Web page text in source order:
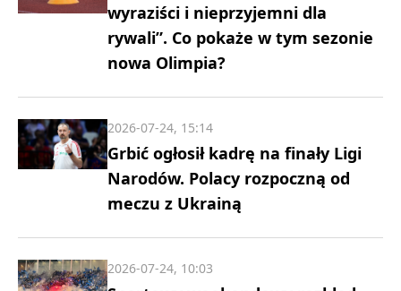
wyraziści i nieprzyjemni dla
rywali”. Co pokaże w tym sezonie
nowa Olimpia?
Grbić ogłosił kadrę na finały Ligi
Narodów. Polacy rozpoczną od
meczu z Ukrainą
2026-07-24, 15:14
2026-07-24, 10:03